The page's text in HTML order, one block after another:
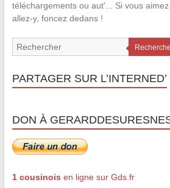
téléchargements ou aut'... Si vous
allez-y, foncez dedans !
PARTAGER SUR L’INTERNED’
DON À
1 cousinois en ligne sur Gds.fr